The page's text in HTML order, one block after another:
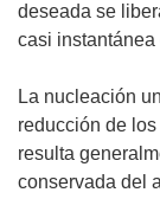
deseada se
casi
La nucleación
reducción de
resulta
conservada del